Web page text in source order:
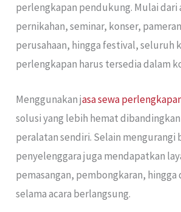
perlengkapan pendukung. Mulai dari
pernikahan, seminar, konser,
perusahaan, hingga festival, seluruh
perlengkapan harus tersedia dalam
Menggunakan jasa sewa
solusi yang lebih hemat
peralatan sendiri. Selain mengurangi
penyelenggara juga mendapatkan
pemasangan, pembongkaran,
selama acara berlangsung.